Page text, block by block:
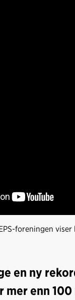
foreningen
en ny
mer enn